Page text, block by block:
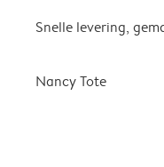
Snelle levering,
Nancy Tote